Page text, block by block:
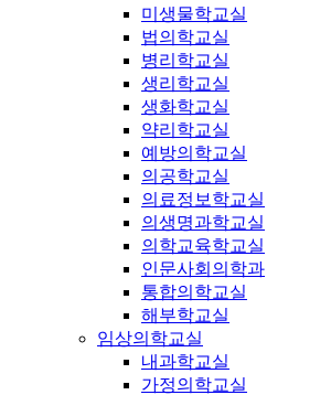
미생물학교실
법의학교실
병리학교실
생리학교실
생화학교실
약리학교실
예방의학교실
의공학교실
의료정보학교실
의생명과학교실
의학교육학교실
인문사회의학과
통합의학교실
해부학교실
임상의학교실
내과학교실
가정의학교실